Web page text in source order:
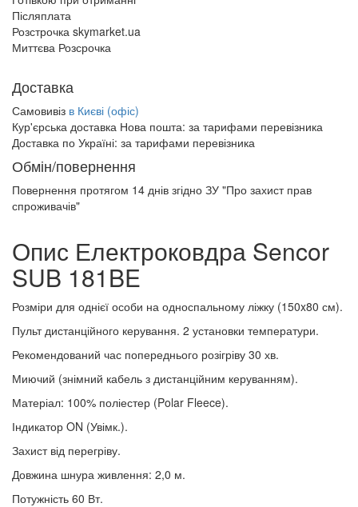
Післяплата
Розстрочка skymarket.ua
Миттєва Розсрочка
Доставка
Самовивіз в Києві (офіс)
Кур'єрська доставка Нова пошта: за тарифами перевізника
Доставка по Україні: за тарифами перевізника
Обмін/повернення
Повернення протягом 14 днів згідно ЗУ "Про захист прав
спроживачів"
Опис Електроковдра Sencor
SUB 181BE
Розміри для однієї особи на односпальному ліжку (150x80 см).
Пульт дистанційного керування. 2 установки температури.
Рекомендований час попереднього розігріву 30 хв.
Миючий (знімний кабель з дистанційним керуванням).
Матеріал: 100% поліестер (Polar Fleece).
Індикатор ON (Увімк.).
Захист від перегріву.
Довжина шнура живлення: 2,0 м.
Потужність 60 Вт.